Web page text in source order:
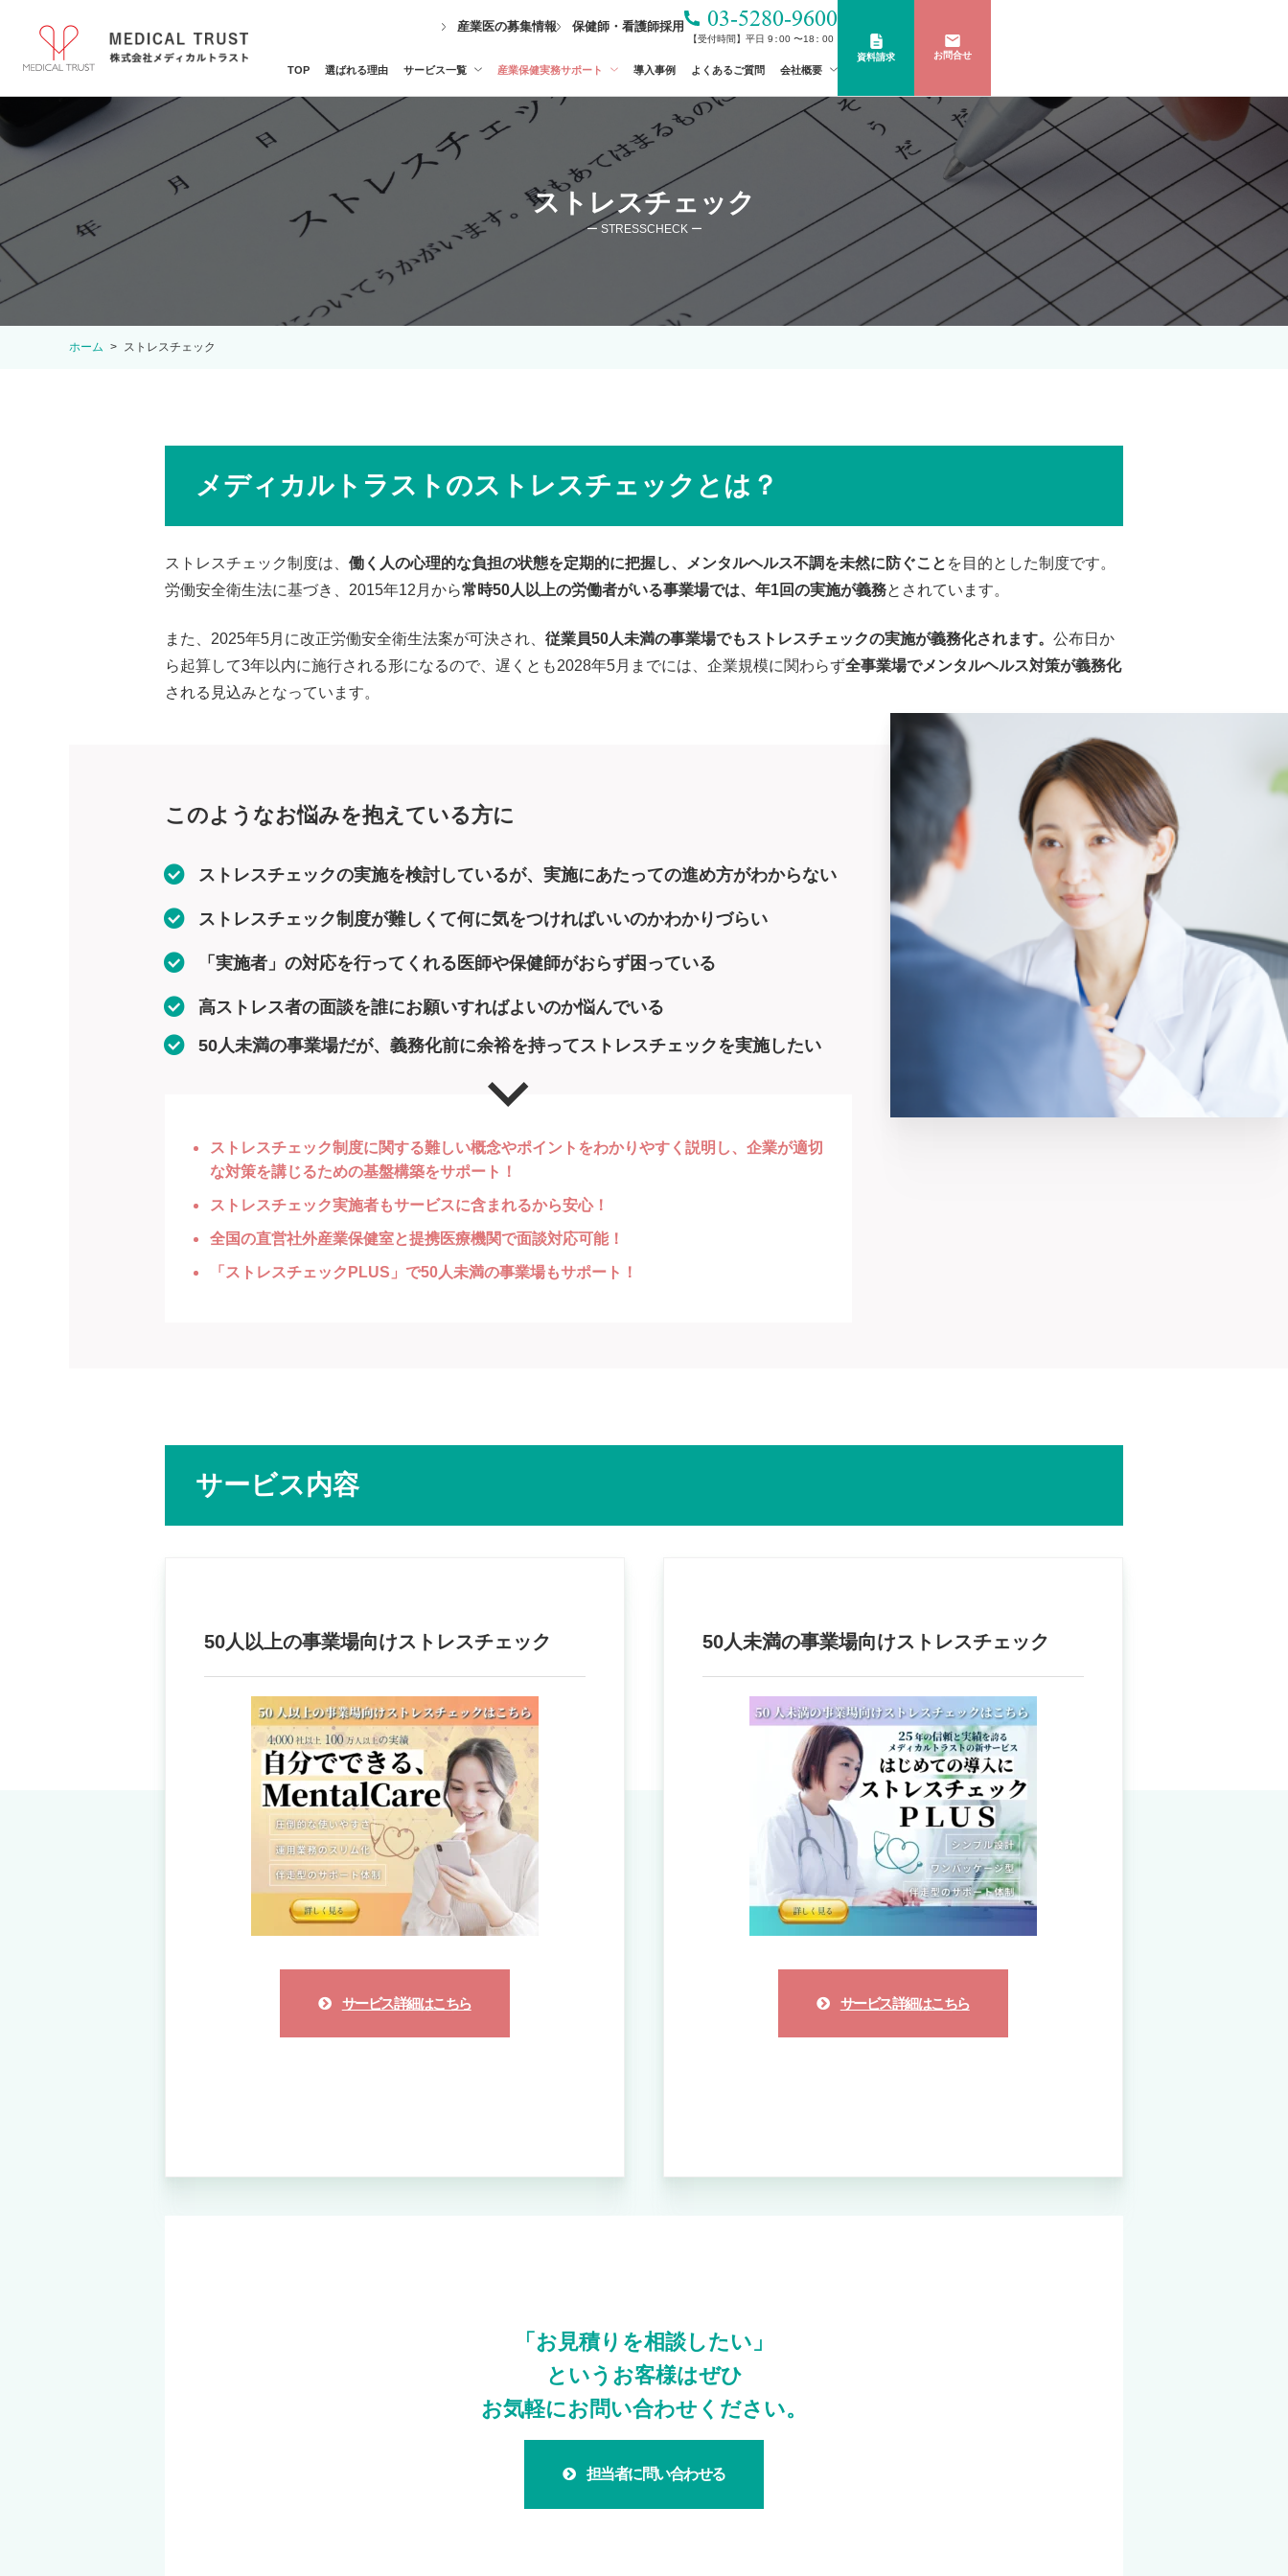
産業医の募集情報 保健師・看護師採用 03-5280-9600
【受付時間】平日 9：00 〜18：00
TOP 選ばれる理由 サービス一覧 産業保健実務サポート 導入事例 よくあるご質問 会社概要
資料請求 お問合せ
ストレスチェック
ー STRESSCHECK ー
ホーム ストレスチェック
メディカルトラストのストレスチェックとは？
ストレスチェック制度は、 働く人の心理的な負担の状態を定期的に把握し、メンタルヘルス不調を未然に防ぐこと を目的とした制度です。
労働安全衛生法に基づき、2015年12月から常時50人以上の労働者がいる事業場では、年1回の実施が義務とされています。
また、2025年5月に改正労働安全衛生法案が可決され、 従業員50人未満の事業場でもストレスチェックの実施が義務化されます。 公布日か
ら起算して3年以内に施行される形になるので、遅くとも2028年5月までには、企業規模に関わらず全事業場でメンタルヘルス対策が義務化
される見込みとなっています。
このようなお悩みを抱えている方に
ストレスチェックの実施を検討しているが、実施にあたっての進め方がわからない
ストレスチェック制度が難しくて何に気をつければいいのかわかりづらい
「実施者」の対応を行ってくれる医師や保健師がおらず困っている
高ストレス者の面談を誰にお願いすればよいのか悩んでいる
50人未満の事業場だが、義務化前に余裕を持ってストレスチェックを実施したい
ストレスチェック制度に関する難しい概念やポイントをわかりやすく説明し、企業が適切
な対策を講じるための基盤構築をサポート！
ストレスチェック実施者もサービスに含まれるから安心！
全国の直営社外産業保健室と提携医療機関で面談対応可能！
「ストレスチェックPLUS」で50人未満の事業場もサポート！
サービス内容
50人以上の事業場向けストレスチェック
サービス詳細はこちら
50人未満の事業場向けストレスチェック
サービス詳細はこちら
「お見積りを相談したい」
というお客様はぜひ
お気軽にお問い合わせください。
担当者に問い合わせる